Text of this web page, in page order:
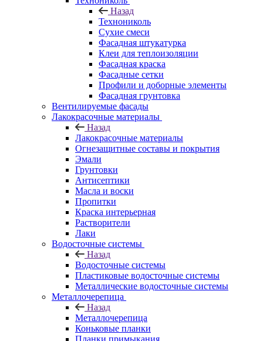
Назад
Технониколь
Сухие смеси
Фасадная штукатурка
Клеи для теплоизоляции
Фасадная краска
Фасадные сетки
Профили и доборные элементы
Фасадная грунтовка
Вентилируемые фасады
Лакокрасочные материалы
Назад
Лакокрасочные материалы
Огнезащитные составы и покрытия
Эмали
Грунтовки
Антисептики
Масла и воски
Пропитки
Краска интерьерная
Растворители
Лаки
Водосточные системы
Назад
Водосточные системы
Пластиковые водосточные системы
Металлические водосточные системы
Металлочерепица
Назад
Металлочерепица
Коньковые планки
Планки примыкания